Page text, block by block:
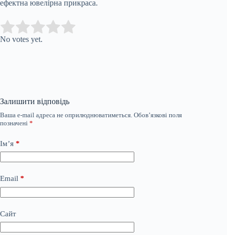
ефектна ювелірна прикраса.
Rate this item:
No votes yet.
Залишити відповідь
Ваша e-mail адреса не оприлюднюватиметься. Обов’язкові поля
позначені *
Ім’я *
Email *
Сайт